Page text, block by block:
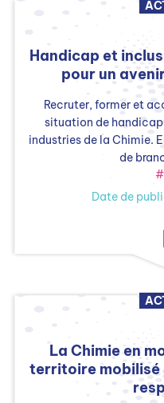
Handicap et
pour un
Recruter, former et
situation de handicap
industries de la Chimie.
de
Date de
La Chimie en
territoire mobilisé